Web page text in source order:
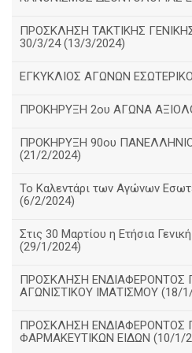
ΠΡΟΣΚΛΗΣΗ ΤΑΚΤΙΚΗΣ
30/3/24 (13/3/2024)
ΕΓΚΥΚΛΙΟΣ ΑΓΩΝΩΝ
ΠΡΟΚΗΡΥΞΗ 2ου ΑΓΩΝΑ
ΠΡΟΚΗΡΥΞΗ 90ου
(21/2/2024)
Το Καλεντάρι των Αγώνων
(6/2/2024)
Στις 30 Μαρτίου η Ετήσια
(29/1/2024)
ΠΡΟΣΚΛΗΣΗ ΕΝΔΙΑΦΕΡΟΝΤΟΣ
ΑΓΩΝΙΣΤΙΚΟΥ ΙΜΑΤΙΣΜΟΥ (18/
ΠΡΟΣΚΛΗΣΗ ΕΝΔΙΑΦΕΡΟΝΤΟΣ
ΦΑΡΜΑΚΕΥΤΙΚΩΝ ΕΙΔΩΝ (10/1/